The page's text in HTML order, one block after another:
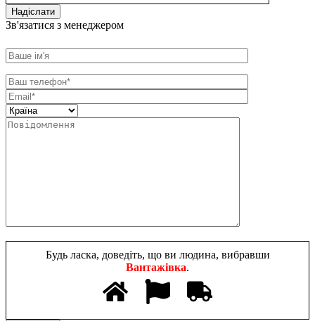
Зв'язатися з менеджером
Будь ласка, доведіть, що ви людина, вибравши
Вантажівка.